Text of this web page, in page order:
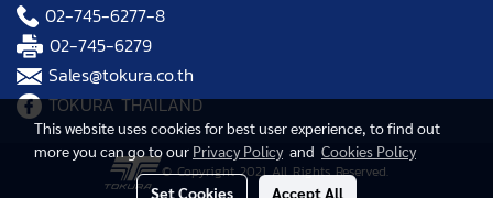
02-745-6277-8
02-745-6279
Sales@tokura.co.th
TOKURA THAILAND
© Copyright 2021 All Rights Reserved.
This website uses cookies for best user experience, to find out
more you can go to our Privacy Policyand Cookies Policy
Set Cookies Accept All